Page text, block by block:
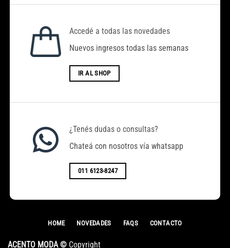
Accedé a todas las novedades
Nuevos ingresos todas las semanas
IR AL SHOP
¿Tenés dudas o consultas?
Chateá con nosotros vía whatsapp
011 6123-8247
ACENTO MODA © Copyright
HOME NOVEDADES FAQS CONTACTO